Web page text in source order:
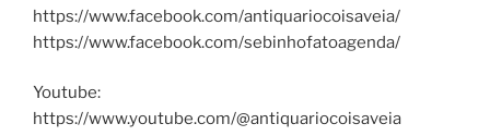
https://www.facebook.com/antiquariocoisaveia/
https://www.facebook.com/sebinhofatoagenda/
Youtube:
https://www.youtube.com/@antiquariocoisaveia